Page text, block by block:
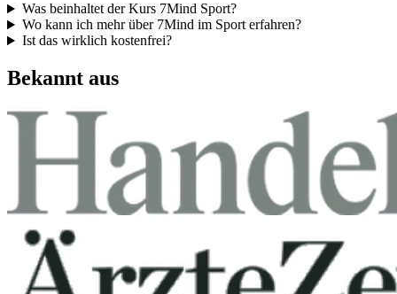
Was beinhaltet der Kurs 7Mind Sport?
Wo kann ich mehr über 7Mind im Sport erfahren?
Ist das wirklich kostenfrei?
Bekannt aus